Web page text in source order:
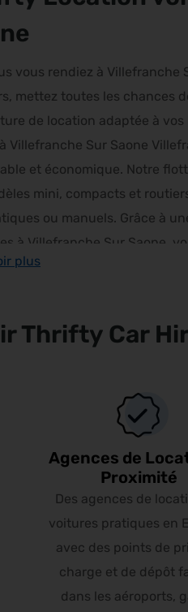
vous rendiez à
mettez toutes les chances
de location adaptée à
Villefranche Sur Saone
et économique. Notre
mini, compacts et
ou manuels. Grâce à
à Villefranche Sur Saone,
en bénéficiant d’une
plus
Thrifty Car
Agences de
Proximité
Des agences de
voitures pratiques en
avec des points de
charge et de dépôt
dans les aéroports,